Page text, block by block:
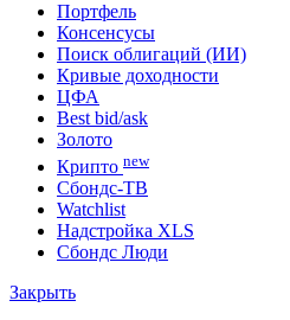
Портфель
Консенсусы
Поиск облигаций (ИИ)
Кривые доходности
ЦФА
Best bid/ask
Золото
Крипто new
Сбондс-ТВ
Watchlist
Надстройка XLS
Сбондс Люди
Закрыть